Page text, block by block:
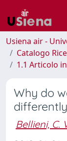
Usiena air -
Catalogo
1.1 Articolo
Why do
Bellieni, C.